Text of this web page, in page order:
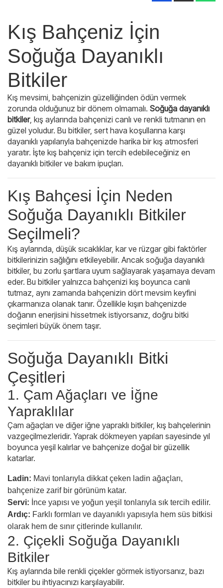
Kış Bahçeniz İçin
Soğuğa Dayanıklı
Bitkiler
Kış mevsimi, bahçenizin güzelliğinden ödün vermek
zorunda olduğunuz bir dönem olmamalı. Soğuğa dayanıklı
bitkiler, kış aylarında bahçenizi canlı ve renkli tutmanın en
güzel yoludur. Bu bitkiler, sert hava koşullarına karşı
dayanıklı yapılarıyla bahçenizde harika bir kış atmosferi
yaratır. İşte kış bahçeniz için tercih edebileceğiniz en
dayanıklı bitkiler ve bakım ipuçları.
Kış Bahçesi İçin Neden
Soğuğa Dayanıklı Bitkiler
Seçilmeli?
Kış aylarında, düşük sıcaklıklar, kar ve rüzgar gibi faktörler
bitkilerinizin sağlığını etkileyebilir. Ancak soğuğa dayanıklı
bitkiler, bu zorlu şartlara uyum sağlayarak yaşamaya devam
eder. Bu bitkiler yalnızca bahçenizi kış boyunca canlı
tutmaz, aynı zamanda bahçenizin dört mevsim keyfini
çıkarmanıza olanak tanır. Özellikle kışın bahçenizde
doğanın enerjisini hissetmek istiyorsanız, doğru bitki
seçimleri büyük önem taşır.
Soğuğa Dayanıklı Bitki
Çeşitleri
1. Çam Ağaçları ve İğne
Yapraklılar
Çam ağaçları ve diğer iğne yapraklı bitkiler, kış bahçelerinin
vazgeçilmezleridir. Yaprak dökmeyen yapıları sayesinde yıl
boyunca yeşil kalırlar ve bahçenize doğal bir güzellik
katarlar.
Ladin: Mavi tonlarıyla dikkat çeken ladin ağaçları,
bahçenize zarif bir görünüm katar.
Servi: İnce yapısı ve yoğun yeşil tonlarıyla sık tercih edilir.
Ardıç: Farklı formları ve dayanıklı yapısıyla hem süs bitkisi
olarak hem de sınır çitlerinde kullanılır.
2. Çiçekli Soğuğa Dayanıklı
Bitkiler
Kış aylarında bile renkli çiçekler görmek istiyorsanız, bazı
bitkiler bu ihtiyacınızı karşılayabilir.